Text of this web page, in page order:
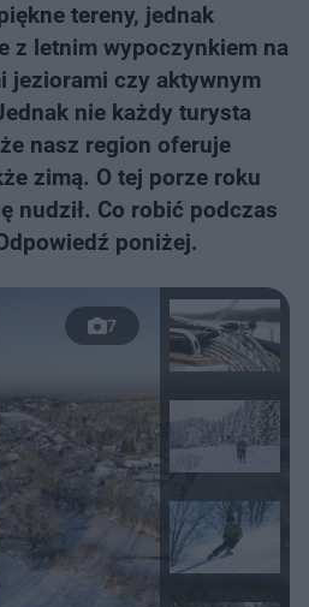
tereny, jednak
z letnim wypoczynkiem na
jeziorami czy aktywnym
nie każdy turysta
nasz region oferuje
zimą. O tej porze roku
nudził. Co robić podczas
poniżej.
7